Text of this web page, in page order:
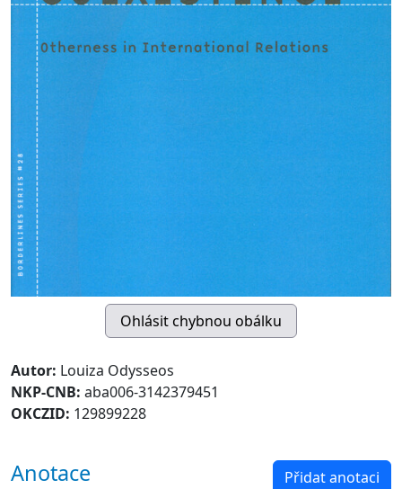
Autor: Louiza Odysseos
NKP-CNB: aba006-3142379451
OKCZID: 129899228
Anotace Přidat anotaci